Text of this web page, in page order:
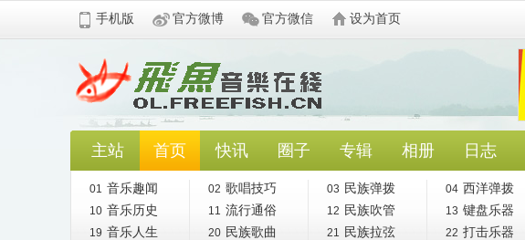
手机版 官方微博 官方微信 设为首页
主站 首页 快讯 圈子 专辑 相册 日志
01 音乐趣闻 02 歌唱技巧 03 民族弹拨 04 西洋弹拨
10 音乐历史 11 流行通俗 12 民族吹管 13 键盘乐器
19 音乐人生 20 民族歌曲 21 民族拉弦 22 打击乐器